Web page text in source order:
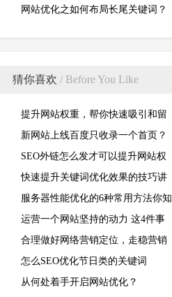
网站优化之如何布局长尾关键词？
猜你喜欢 / Before You Like
提升网站权重，帮你快速吸引和留
住目标客户！
新网站上线百度只收录一个首页？
SEO外链怎么发才可以提升网站权
重？
快速提升关键词优化效果的技巧讲
解！
服务器性能优化的6种常用方法你知
道吗？
运营一个网站坚持的动力 这4件事
要做好
合理做好网络营销定位，走稳营销
每一步!
怎么SEO优化节日类的关键词
从何处着手开启网站优化？